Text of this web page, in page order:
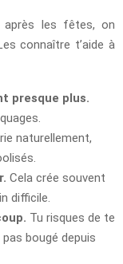
après les fêtes, on
connaître t’aide à
presque plus.
naturellement,
Cela crée souvent
difficile.
Tu risques de te
bougé depuis